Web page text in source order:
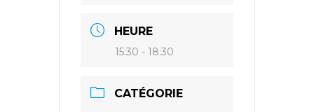
HEURE
15:30 - 18:30
CATÉGORIE